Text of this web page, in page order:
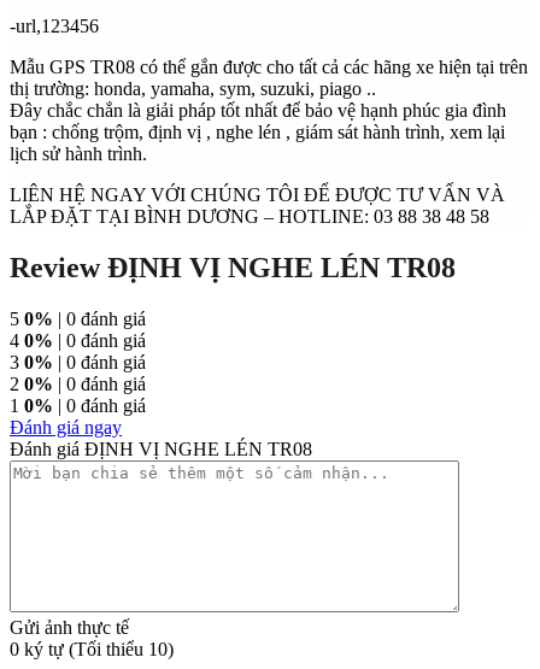
-url,123456
Mẫu GPS TR08 có thể gắn được cho tất cả các hãng xe hiện tại trên
thị trường: honda, yamaha, sym, suzuki, piago ..
Đây chắc chắn là giải pháp tốt nhất để bảo vệ hạnh phúc gia đình
bạn : chống trộm, định vị , nghe lén , giám sát hành trình, xem lại
lịch sử hành trình.
LIÊN HỆ NGAY VỚI CHÚNG TÔI ĐỂ ĐƯỢC TƯ VẤN VÀ
LẮP ĐẶT TẠI BÌNH DƯƠNG – HOTLINE: 03 88 38 48 58
Review ĐỊNH VỊ NGHE LÉN TR08
5 0% | 0 đánh giá
4 0% | 0 đánh giá
3 0% | 0 đánh giá
2 0% | 0 đánh giá
1 0% | 0 đánh giá
Đánh giá ngay
Đánh giá ĐỊNH VỊ NGHE LÉN TR08
Gửi ảnh thực tế
0 ký tự (Tối thiểu 10)